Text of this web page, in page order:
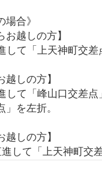
場合》
お越しの方】
して「上天神町交差
越しの方】
して「峰山口交差点
」を左折。
越しの方】
して「上天神町交